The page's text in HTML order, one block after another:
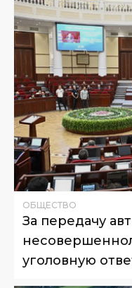
ОБЩЕСТВО
За передачу
уголовную